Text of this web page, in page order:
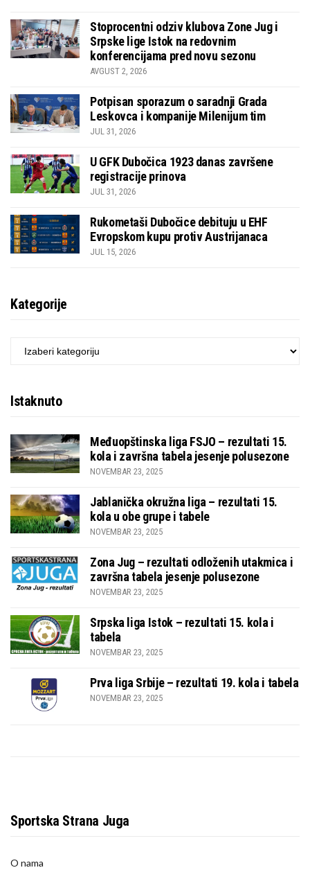
Stoprocentni odziv klubova Zone Jug i
Srpske lige Istok na redovnim
konferencijama pred novu sezonu
AVGUST 2, 2026
Potpisan sporazum o saradnji Grada
Leskovca i kompanije Milenijum tim
JUL 31, 2026
U GFK Dubočica 1923 danas završene
registracije prinova
JUL 31, 2026
Rukometaši Dubočice debituju u EHF
Evropskom kupu protiv Austrijanaca
JUL 15, 2026
Kategorije
KATEGORIJE
Istaknuto
Međuopštinska liga FSJO – rezultati 15.
kola i završna tabela jesenje polusezone
NOVEMBAR 23, 2025
Jablanička okružna liga – rezultati 15.
kola u obe grupe i tabele
NOVEMBAR 23, 2025
Zona Jug – rezultati odloženih utakmica i
završna tabela jesenje polusezone
NOVEMBAR 23, 2025
Srpska liga Istok – rezultati 15. kola i
tabela
NOVEMBAR 23, 2025
Prva liga Srbije – rezultati 19. kola i tabela
NOVEMBAR 23, 2025
Sportska Strana Juga
O nama